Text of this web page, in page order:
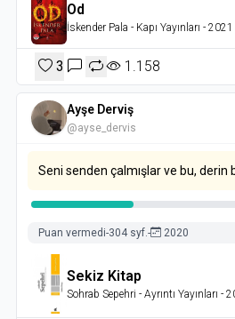
Od
İskender Pala - Kapı Yayınları - 2021
3 1.158
Ayşe Derviş
@ayse_dervis
Seni senden çalmışlar ve bu, derin
Puan vermedi-304 syf.- 2020
Sekiz Kitap
Sohrab Sepehri - Ayrıntı Yayınları -